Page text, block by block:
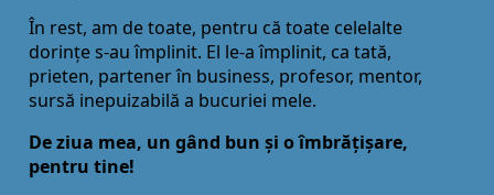
În rest, am de toate, pentru că toate celelalte
dorințe s-au împlinit. El le-a împlinit, ca tată,
prieten, partener în business, profesor, mentor,
sursă inepuizabilă a bucuriei mele.
De ziua mea, un gând bun și o îmbrățișare,
pentru tine!